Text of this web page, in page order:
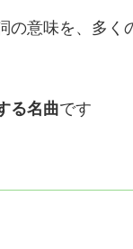
の意味を、多
る名曲です